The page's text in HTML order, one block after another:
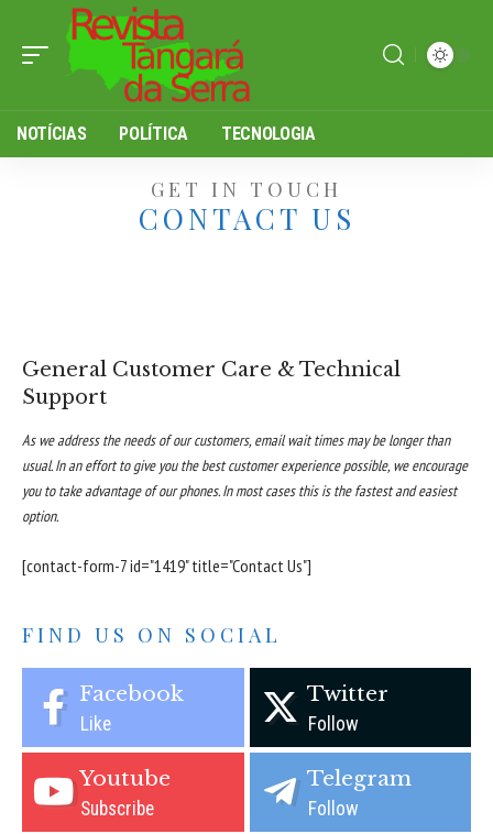
NOTÍCIAS POLÍTICA TECNOLOGIA
GET IN TOUCH
CONTACT US
General Customer Care & Technical
Support
As we address the needs of our customers, email wait times may be longer than
usual. In an effort to give you the best customer experience possible, we encourage
you to take advantage of our phones. In most cases this is the fastest and easiest
option.
[contact-form-7 id="1419" title="Contact Us"]
FIND US ON SOCIAL
Facebook
Like
Twitter
Follow
Youtube
Subscribe
Telegram
Follow